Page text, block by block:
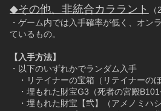
◆その他、非統合カララント
・ゲーム内では入手確率が低く、オン
ているもの。
【入手方法】
・以下のいずれかでランダム入手
・リテイナーの宝箱（リテイナーのほ
・埋もれた財宝G3（死者の宮殿
・埋もれた財宝【弐】（アメノミハシ